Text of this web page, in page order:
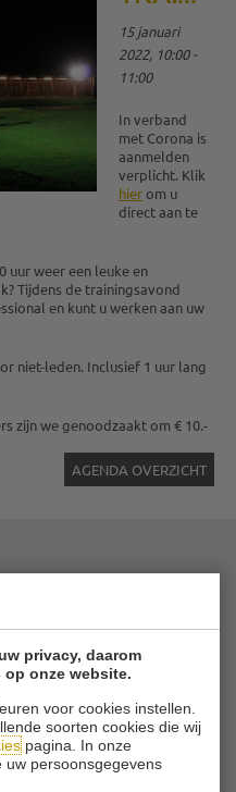
privacy, daarom
onze website.
voor cookies instellen.
soorten cookies die wij
pagina. In onze
uw persoonsgegevens
15 januari
2022, 10:00 -
11:00
In verband
met Corona is
aanmelden
verplicht. Klik
hierom u
direct aan te
uur weer een leuke en
Tijdens de trainingsavond
en kunt u werken aan uw
niet-leden. Inclusief 1 uur lang
zijn we genoodzaakt om € 10.-
AGENDA OVERZICHT
Vlaardingen
21 39